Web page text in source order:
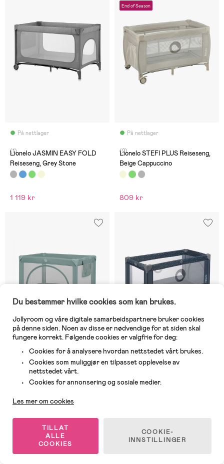
På nettlager
(1)
Lionelo JASMIN EASY FOLD
Reiseseng, Grey Stone
1 119 kr
End of Season
På nettlager
(2)
Lionelo STEFI PLUS Reiseseng,
Beige Cappuccino
809 kr
7 IGJEN
Lionelo LAURA Reiseseng,
8 IGJEN
(0)
Lionelo STEFI Reiseseng, Blue
Du bestemmer hvilke cookies som kan brukes.
Jollyroom og våre digitale samarbeidspartnere bruker cookies
på denne siden. Noen av disse er nødvendige for at siden skal
fungere korrekt. Følgende cookies er valgfrie for deg:
Cookies for å analysere hvordan nettstedet vårt brukes.
Cookies som muliggjør en tilpasset opplevelse av
nettstedet vårt.
Cookies for annonsering og sosiale medier.
Les mer om cookies
TILLAT
ALLE
COOKIES
COOKIE-
INNSTILLINGER